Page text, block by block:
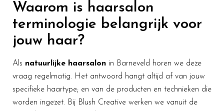
Waarom is haarsalon
terminologie belangrijk voor
jouw haar?
Als natuurlijke haarsalon in Barneveld horen we deze
vraag regelmatig. Het antwoord hangt altijd af van jouw
specifieke haartype; en van de producten en technieken die
worden ingezet. Bij Blush Creative werken we vanuit de